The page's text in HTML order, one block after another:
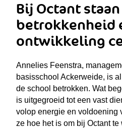
Bij Octant staan
betrokkenheid
ontwikkeling
Annelies Feenstra,
basisschool Ackerweide, is
de school betrokken. Wat
is uitgegroeid tot een vast
volop energie en voldoening
ze hoe het is om bij Octant